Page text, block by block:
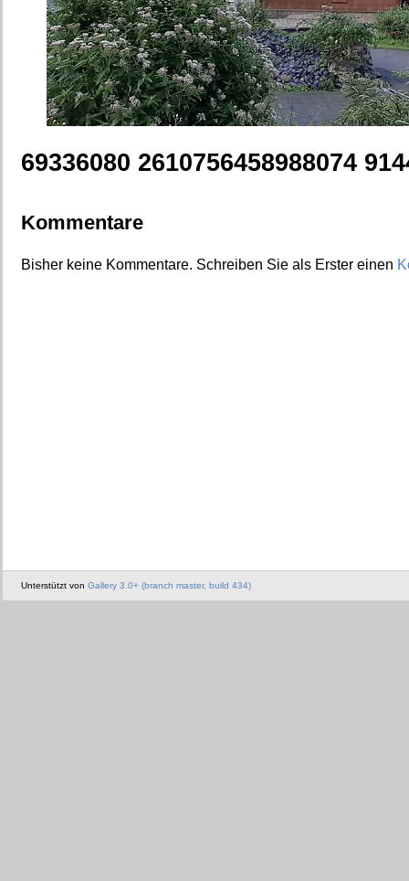
69336080 2610756458988074
Kommentare
Bisher keine Kommentare. Schreiben Sie als Erster einen
Unterstützt von Gallery 3.0+ (branch master, build 434)